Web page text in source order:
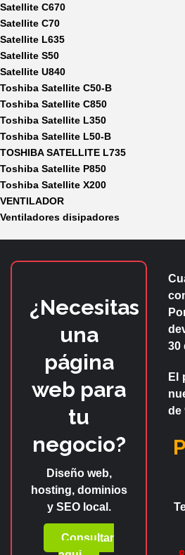
Satellite C670
Satellite C70
Satellite L635
Satellite S50
Satellite U840
Toshiba Satellite C50-B
Toshiba Satellite C850
Toshiba Satellite L350
Toshiba Satellite L50-B
TOSHIBA SATELLITE L735
Toshiba Satellite P850
Toshiba Satellite X200
VENTILADOR
Ventiladores disipadores
¿Necesitas
una
página
web para
tu
negocio?
Diseño web,
hosting, dominios
y SEO local.
Consultar
30
El
de